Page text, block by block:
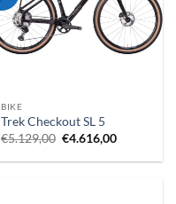
BIKE
Trek Checkout SL 5
€5.129,00 Il
originale
€4.616,00Il
attuale